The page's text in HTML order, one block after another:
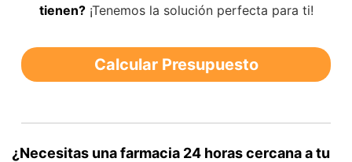
tienen?¡Tenemos la solución perfecta para ti!
Calcular Presupuesto
¿Necesitas una farmacia 24 horas cercana a tu